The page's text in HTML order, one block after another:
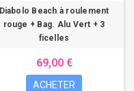
Diabolo Beach à roulement
rouge + Bag. Alu Vert + 3
ficelles
69,00 €
ACHETER